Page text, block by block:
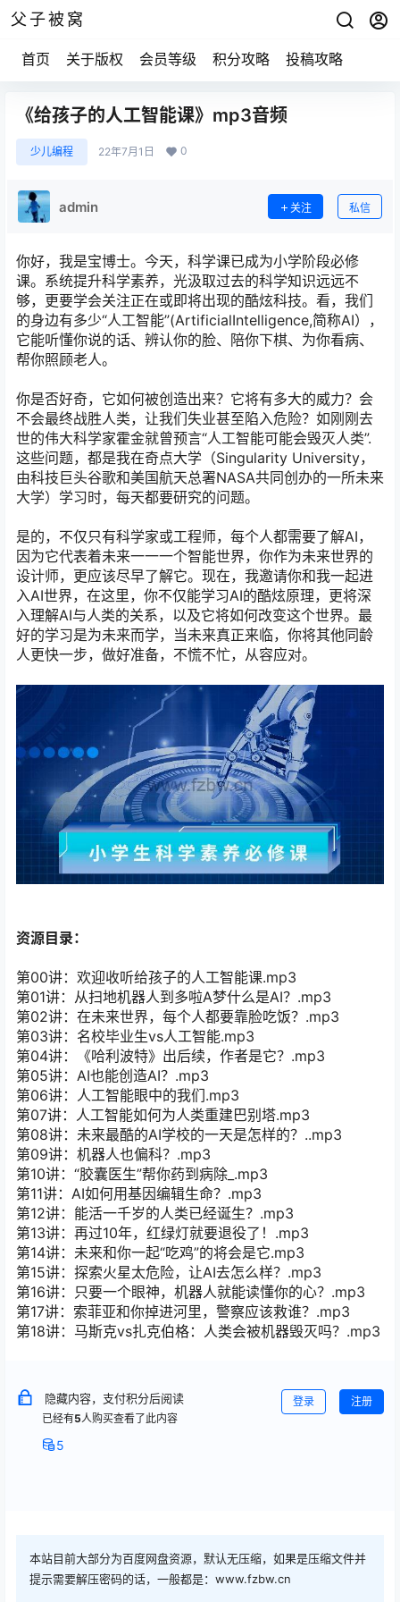
父子被窝
首页 关于版权 会员等级 积分攻略 投稿攻略
《给孩子的人工智能课》mp3音频
少儿编程 22年7月1日 0
admin 关注 私信
你好，我是宝博士。今天，科学课已成为小学阶段必修
课。系统提升科学素养，光汲取过去的科学知识远远不
够，更要学会关注正在或即将出现的酷炫科技。看，我们
的身边有多少“人工智能”(ArtificialIntelligence,简称AI），
它能听懂你说的话、辨认你的脸、陪你下棋、为你看病、
帮你照顾老人。
你是否好奇，它如何被创造出来？它将有多大的威力？会
不会最终战胜人类，让我们失业甚至陷入危险？如刚刚去
世的伟大科学家霍金就曾预言“人工智能可能会毁灭人类”.
这些问题，都是我在奇点大学（Singularity University，
由科技巨头谷歌和美国航天总署NASA共同创办的一所未来
大学）学习时，每天都要研究的问题。
是的，不仅只有科学家或工程师，每个人都需要了解AI，
因为它代表着未来一一一个智能世界，你作为未来世界的
设计师，更应该尽早了解它。现在，我邀请你和我一起进
入AI世界，在这里，你不仅能学习AI的酷炫原理，更将深
入理解AI与人类的关系，以及它将如何改变这个世界。最
好的学习是为未来而学，当未来真正来临，你将其他同龄
人更快一步，做好准备，不慌不忙，从容应对。
资源目录：
第00讲：欢迎收听给孩子的人工智能课.mp3
第01讲：从扫地机器人到多啦A梦什么是AI？.mp3
第02讲：在未来世界，每个人都要靠脸吃饭？.mp3
第03讲：名校毕业生vs人工智能.mp3
第04讲：《哈利波特》出后续，作者是它？.mp3
第05讲：AI也能创造AI？.mp3
第06讲：人工智能眼中的我们.mp3
第07讲：人工智能如何为人类重建巴别塔.mp3
第08讲：未来最酷的AI学校的一天是怎样的？..mp3
第09讲：机器人也偏科？.mp3
第10讲：“胶囊医生”帮你药到病除_.mp3
第11讲：AI如何用基因编辑生命？.mp3
第12讲：能活一千岁的人类已经诞生？.mp3
第13讲：再过10年，红绿灯就要退役了！.mp3
第14讲：未来和你一起“吃鸡”的将会是它.mp3
第15讲：探索火星太危险，让AI去怎么样？.mp3
第16讲：只要一个眼神，机器人就能读懂你的心？.mp3
第17讲：索菲亚和你掉进河里，警察应该救谁？.mp3
第18讲：马斯克vs扎克伯格：人类会被机器毁灭吗？.mp3
隐藏内容，支付积分后阅读
已经有5人购买查看了此内容
5
登录 注册
本站目前大部分为百度网盘资源，默认无压缩，如果是压缩文件并
提示需要解压密码的话，一般都是：www.fzbw.cn